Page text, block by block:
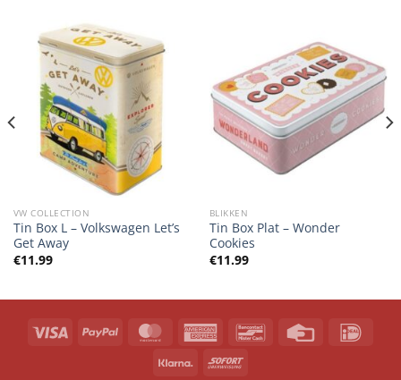
VW COLLECTION
Tin Box L – Volkswagen Let’s
Get Away
€11.99
BLIKKEN
Tin Box Plat – Wonder
Cookies
€11.99